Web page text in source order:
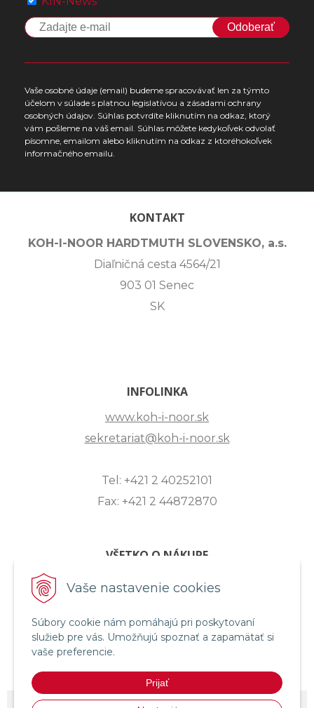
Vaše nastavenie cookies
Súbory cookie nám pomáhajú pri poskytovaní
služieb pre vás. Umožňujú spoznať a zapamätať si
vaše preferencie.
Prijať
Odoberať
Vaše osobné údaje (email) budeme spracovávať len za týmto
účelom v súlade s platnou legislatívou a zásadami ochrany
osobných údajov. Súhlas potvrdíte kliknutím na odkaz, ktorý
vám pošleme na váš email. Súhlas môžete kedykoľvek odvolať
písomne, emailom alebo kliknutím na odkaz z ktoréhokoľvek
informačného emailu.
KONTAKT
KOH-I-NOOR HARDTMUTH SLOVENSKO, a.s.
Diaľničná cesta 4564/21
903 01 Senec
SK
INFOLINKA
www.koh-i-noor.sk
sekretariat@koh-i-noor.sk
Tel: +421 2 40252101
Fax: +421 2 44872870
VŠETKO O NÁKUPE
ZASLANIE OTÁZKY
OBCHODNÉ PODMIENKY
REKLAMAČNÝ PORIADOK